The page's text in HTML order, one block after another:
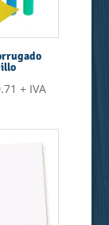
Rango
precios:
desde
+ IVA